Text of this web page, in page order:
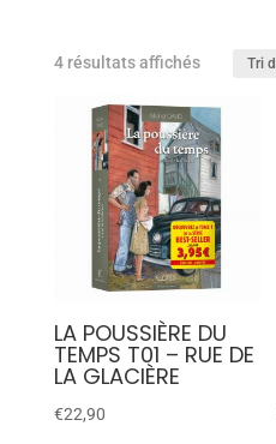
4 résultats affichés
LA POUSSIÈRE DU
TEMPS T01 – RUE DE
LA GLACIÈRE
€22,90